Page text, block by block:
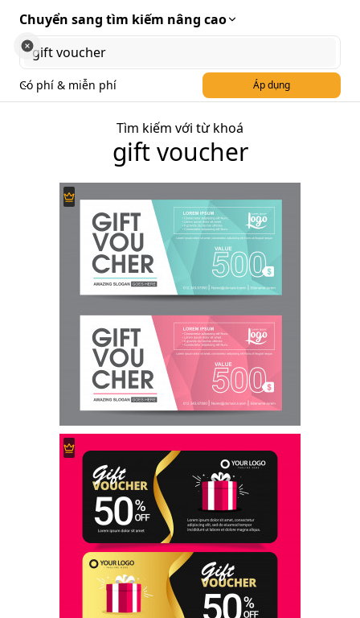
Chuyển sang tìm kiếm nâng cao
Có phí & miễn phí Áp dụng
Tìm kiếm với từ khoá
gift voucher